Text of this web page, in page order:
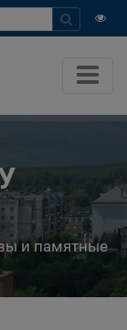
и памятные